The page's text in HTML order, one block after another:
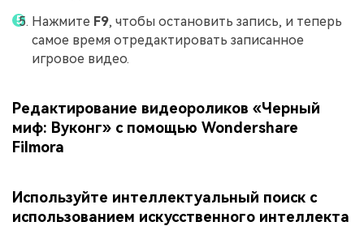
Нажмите F9, чтобы остановить запись, и теперь
самое время отредактировать записанное
игровое видео.
Редактирование видеороликов «Черный
миф: Вуконг» с помощью Wondershare
Filmora
Используйте интеллектуальный поиск с
использованием искусственного интеллекта